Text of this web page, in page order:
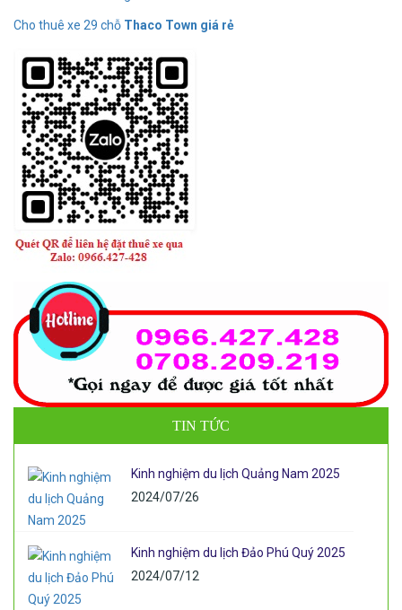
TIN TỨC
Kinh nghiệm du lịch Quảng Nam 2025
2024/07/26
Kinh nghiệm du lịch Đảo Phú Quý 2025
2024/07/12
Cho thuê xe 29 chỗ Thaco Town giá rẻ